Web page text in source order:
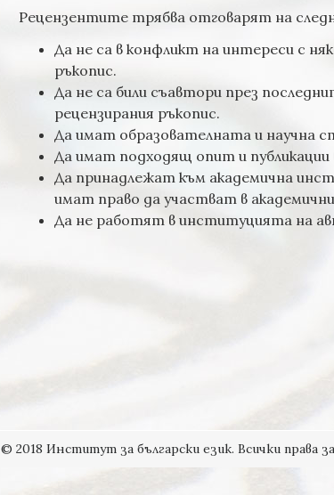
Рецензентите трябва отговарят на
Да не са в конфликт на интереси с
ръкопис.
Да не са били съавтори през
рецензирания ръкопис.
Да имат образователната и научна
Да имат подходящ опит и
Да принадлежат към академична
имат право да участват в
Да не работят в институцията на
© 2018 Институт за български език. Всички права